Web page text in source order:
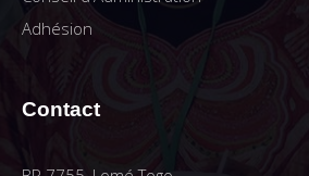
Adhésion
Contact